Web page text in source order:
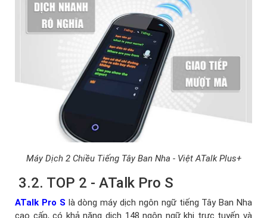
Máy Dịch 2 Chiều Tiếng Tây Ban Nha - Việt ATalk Plus+
3.2. TOP 2 - ATalk Pro S
ATalk Pro S là dòng máy dịch ngôn ngữ tiếng Tây Ban Nha
cao cấp, có khả năng dịch 148 ngôn ngữ khi trực tuyến và